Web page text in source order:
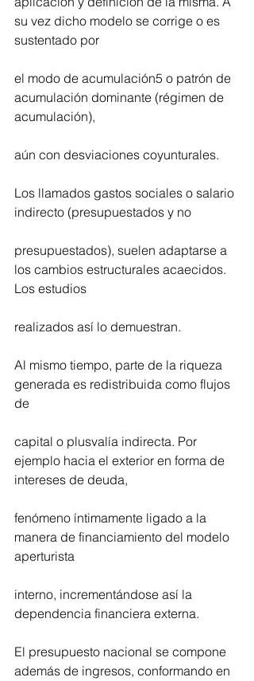
su vez dicho modelo se corrige o es
sustentado por
el modo de acumulación5 o patrón de
acumulación dominante (régimen de
acumulación),
aún con desviaciones coyunturales.
Los llamados gastos sociales o salario
indirecto (presupuestados y no
presupuestados), suelen adaptarse a
los cambios estructurales acaecidos.
Los estudios
realizados así lo demuestran.
Al mismo tiempo, parte de la riqueza
generada es redistribuida como flujos
de
capital o plusvalía indirecta. Por
ejemplo hacia el exterior en forma de
intereses de deuda,
fenómeno íntimamente ligado a la
manera de financiamiento del modelo
aperturista
interno, incrementándose así la
dependencia financiera externa.
El presupuesto nacional se compone
además de ingresos, conformando en